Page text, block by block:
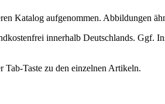
Katalog aufgenommen. Abbildungen
innerhalb Deutschlands. Ggf.
Taste zu den einzelnen Artikeln.